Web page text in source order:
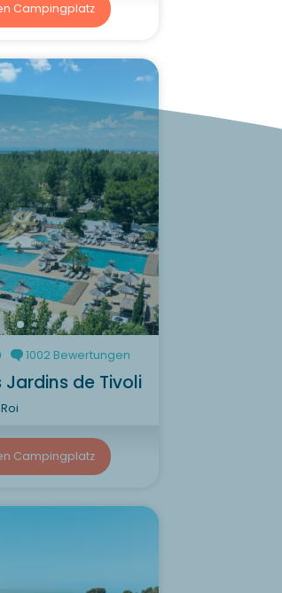
Campingplatz
1002 Bewertungen
Jardins de Tivoli
Campingplatz